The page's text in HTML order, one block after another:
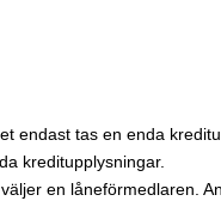
endast tas en enda
kreditupplysningar.
en låneförmedlaren.